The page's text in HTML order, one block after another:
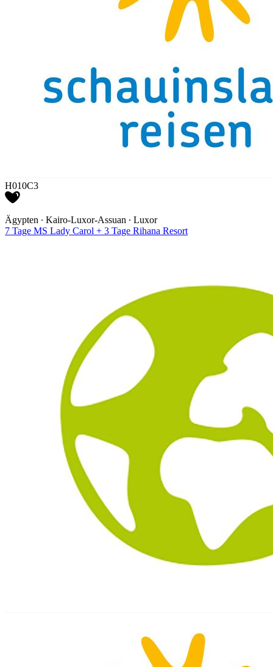
H010C3
Ägypten ∙ Kairo-Luxor-Assuan ∙ Luxor
7 Tage MS Lady Carol + 3 Tage Rihana Resort